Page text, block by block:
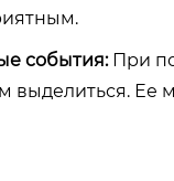
события:При
выделиться. Ее